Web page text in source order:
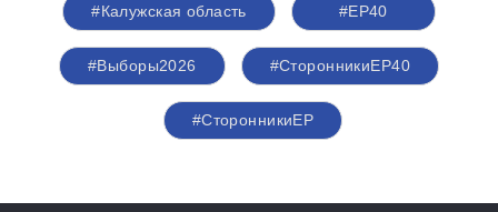
#Калужская область #ЕР40
#Выборы2026 #СторонникиЕР40
#СторонникиЕР